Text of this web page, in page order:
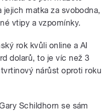
matka za svobodna,
vtipy a vzpomínky.
rok kvůli online a AI
dolarů, to je víc než 3
nárůst oproti roku
Schildhorn se sám